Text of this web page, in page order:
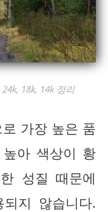
18k, 14k 정리
가장 높은 품
아 색상이 황
성질 때문에
지 않습니다.